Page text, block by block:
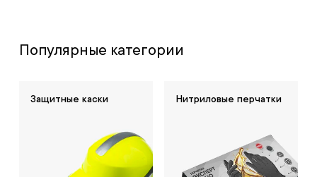
Популярные категории
Защитные каски Нитриловые перчатки